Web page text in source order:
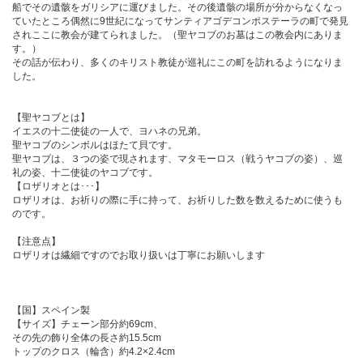
船でその遺骸をガリシアに運びました。その後遺骸の場所が分からなくなっ
ていたところ偶然に9世紀になってサンティアゴデコンポステーラの町で発見
されここに教会が建てられました。（聖ヤコブのお墓はこの教会内にありま
す。）
その話が伝わり、多くのキリスト教徒が巡礼にこの町を訪れるようになりま
した。
【聖ヤコブとは】
イエスの十二使徒の一人で、ヨハネの兄弟。
聖ヤコブのシンボルはほたて貝です。
聖ヤコブは、３つの姿で現されます、マタモーロス（戦うヤコブの姿）、巡
礼の姿、十二使徒のヤコブです。
【ロザリオとは･･･】
ロザリオは、お祈りの際に手に持って、お祈りした数を数えるために使うも
のです。
【注意点】
ロザリオは繊細ですのでお取り扱いは丁寧にお願いします
【国】スペイン製
【サイズ】チェーン部分約69cm、
その先の飾り全体の長さ約15.5cm
トップのクロス（輪含）約4.2×2.4cm